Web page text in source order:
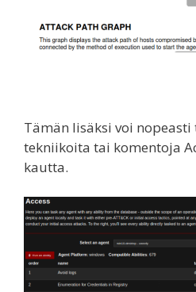
Tämän lisäksi voi
tekniikoita tai komentoja
kautta.